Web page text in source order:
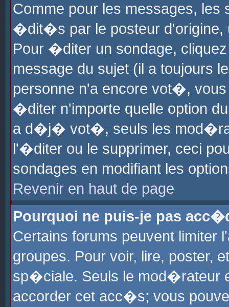
Comme pour les messages,
�dit�s par le posteur d'origine,
Pour �diter un sondage,
message du sujet (il a toujours
personne n'a encore vot�,
�diter n'importe quelle option
a d�j� vot�, seuls les
l'�diter ou le supprimer, ceci
sondages en modifiant les
Revenir en haut de page
Pourquoi ne puis-je pas
Certains forums peuvent
groupes. Pour voir, lire, poster,
sp�ciale. Seuls le mod�rateur
accorder cet acc�s; vous